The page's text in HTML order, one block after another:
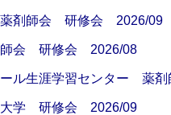
薬剤師会 研修会 2026/09
師会 研修会 2026/08
ル生涯学習センター 薬
大学 研修会 2026/09